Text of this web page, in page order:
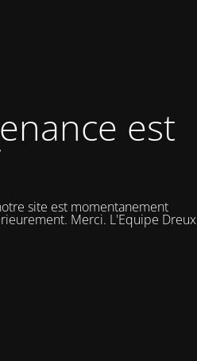
est
site est momentanement
Merci. L'Equipe Dreux